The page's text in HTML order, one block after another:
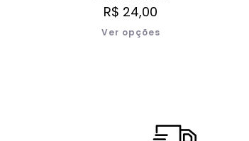
R$ 24,00
Ver opções